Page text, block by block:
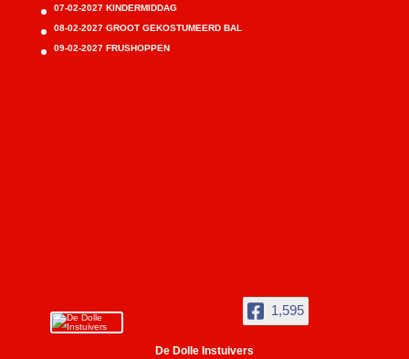
07-02-2027 KINDERMIDDAG
08-02-2027 GROOT GEKOSTUMEERD BAL
09-02-2027 FRUSHOPPEN
1,595
De Dolle Instuivers